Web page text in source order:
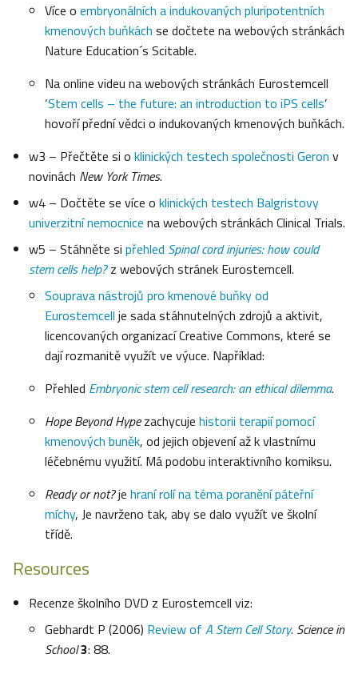
Více o embryonálních a indukovaných pluripotentních
kmenových buňkách se dočtete na webových stránkách
Nature Education´s Scitable.
Na online videu na webových stránkách Eurostemcell
‘Stem cells – the future: an introduction to iPS cells’
hovoří přední vědci o indukovaných kmenových buňkách.
w3 – Přečtěte si o klinických testech společnosti Geron v
novinách New York Times.
w4 – Dočtěte se více o klinických testech Balgristovy
univerzitní nemocnice na webových stránkách Clinical Trials.
w5 – Stáhněte si přehled Spinal cord injuries: how could
stem cells help?z webových stránek Eurostemcell.
Souprava nástrojů pro kmenové buňky od
Eurostemcell je sada stáhnutelných zdrojů a aktivit,
licencovaných organizací Creative Commons, které se
dají rozmanitě využít ve výuce. Například:
Přehled Embryonic stem cell research: an ethical dilemma.
Hope Beyond Hypezachycuje historii terapií pomocí
kmenových buněk, od jejich objevení až k vlastnímu
léčebnému využití. Má podobu interaktivního komiksu.
Ready or not?je hraní rolí na téma poranění páteřní
míchy, Je navrženo tak, aby se dalo využít ve školní
třídě.
Resources
Recenze školního DVD z Eurostemcell viz:
Gebhardt P (2006) Review of A Stem Cell Story. Science in
School3: 88.